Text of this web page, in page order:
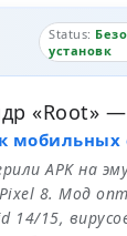
Status:
установк
«Root» —
мобильных
APK на
8. Мод
14/15,